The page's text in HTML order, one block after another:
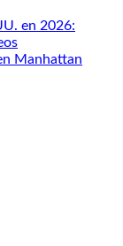
en 2026:
Manhattan